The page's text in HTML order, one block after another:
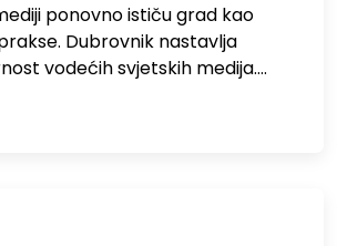
ponovno ističu grad kao
Dubrovnik nastavlja
vodećih svjetskih medija.…